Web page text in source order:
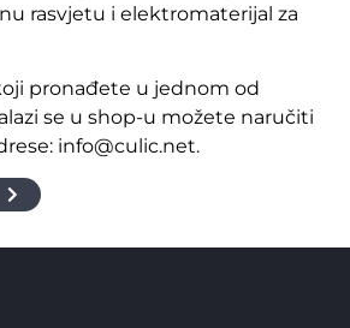
rasvjetu i elektromaterijal za
pronađete u jednom od
se u shop-u možete naručiti
info@culic.net.